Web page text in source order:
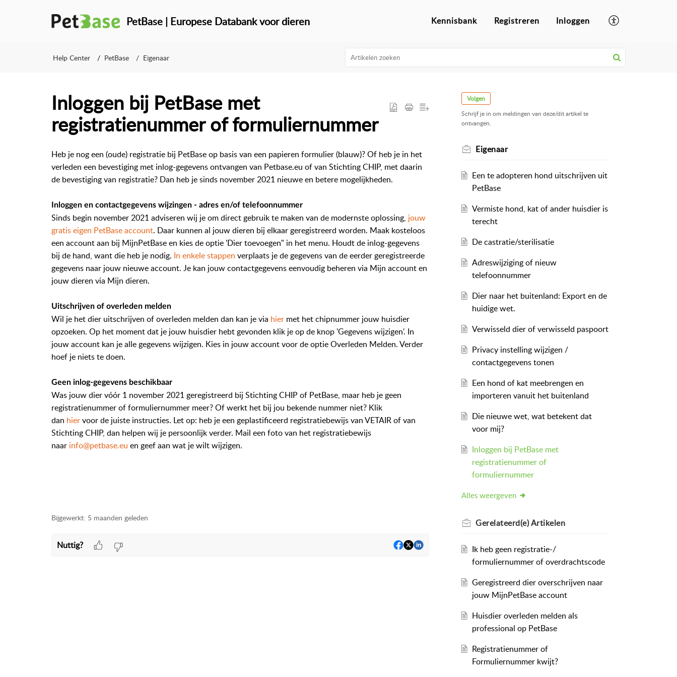
PetBase | Europese Databank voor dieren Kennisbank Registreren Inloggen
Help Center PetBase Eigenaar
Inloggen bij PetBase met
registratienummer of formuliernummer
Heb je nog een (oude) registratie bij PetBase op basis van een papieren formulier (blauw)? Of heb je in het
verleden een bevestiging met inlog-gegevens ontvangen van Petbase.eu of van Stichting CHIP, met daarin
de bevestiging van registratie? Dan heb je sinds november 2021 nieuwe en betere mogelijkheden.
Inloggen en contactgegevens wijzingen - adres en/of telefoonnummer
Sinds begin november 2021 adviseren wij je om direct gebruik te maken van de modernste oplossing, jouw
gratis eigen PetBase account. Daar kunnen al jouw dieren bij elkaar geregistreerd worden. Maak kosteloos
een account aan bij MijnPetBase en kies de optie 'Dier toevoegen" in het menu. Houdt de inlog-gegevens
bij de hand, want die heb je nodig. In enkele stappen verplaats je de gegevens van de eerder geregistreerde
gegevens naar jouw nieuwe account. Je kan jouw contactgegevens eenvoudig beheren via Mijn account en
jouw dieren via Mijn dieren.
Uitschrijven of overleden melden
Wil je het dier uitschrijven of overleden melden dan kan je via hier met het chipnummer jouw huisdier
opzoeken. Op het moment dat je jouw huisdier hebt gevonden klik je op de knop 'Gegevens wijzigen'. In
jouw account kan je alle gegevens wijzigen. Kies in jouw account voor de optie Overleden Melden. Verder
hoef je niets te doen.
Geen inlog-gegevens beschikbaar
Was jouw dier vóór 1 november 2021 geregistreerd bij Stichting CHIP of PetBase, maar heb je geen
registratienummer of formuliernummer meer? Of werkt het bij jou bekende nummer niet? Klik
dan hiervoor de juiste instructies. Let op: heb je een geplastificeerd registratiebewijs van VETAIR of van
Stichting CHIP, dan helpen wij je persoonlijk verder. Mail een foto van het registratiebewijs
naar info@petbase.eu en geef aan wat je wilt wijzigen.
Bijgewerkt: 5 maanden geleden
Nuttig?
Volgen
Schrijf je in om meldingen van deze/dit artikel te
ontvangen.
Eigenaar
Een te adopteren hond uitschrijven uit
PetBase
Vermiste hond, kat of ander huisdier is
terecht
De castratie/sterilisatie
Adreswijziging of nieuw
telefoonnummer
Dier naar het buitenland: Export en de
huidige wet.
Verwisseld dier of verwisseld paspoort
Privacy instelling wijzigen /
contactgegevens tonen
Een hond of kat meebrengen en
importeren vanuit het buitenland
Die nieuwe wet, wat betekent dat
voor mij?
Inloggen bij PetBase met
registratienummer of
formuliernummer
Alles weergeven
Gerelateerd(e)Artikelen
Ik heb geen registratie-/
formuliernummer of overdrachtscode
Geregistreerd dier overschrijven naar
jouw MijnPetBase account
Huisdier overleden melden als
professional op PetBase
Registratienummer of
Formuliernummer kwijt?